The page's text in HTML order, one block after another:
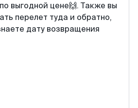
выгодной цене🙌. Также вы
перелет туда и обратно,
дату возвращения